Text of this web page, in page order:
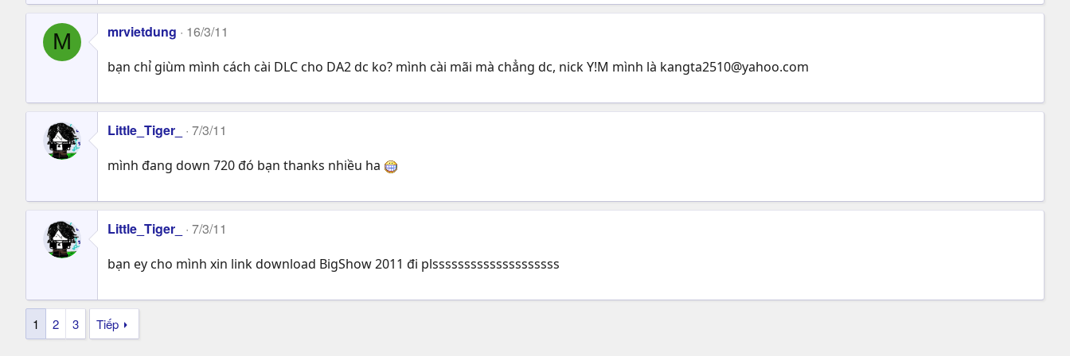
M mrvietdung 16/3/11
bạn chỉ giùm mình cách cài DLC cho DA2 dc ko? mình cài mãi mà chẳng dc, nick Y!M mình là kangta2510@yahoo.com
Little_Tiger_ 7/3/11
mình đang down 720 đó bạn thanks nhiều ha
Little_Tiger_ 7/3/11
bạn ey cho mình xin link download BigShow 2011 đi plssssssssssssssssssss
1 2 3 Tiếp